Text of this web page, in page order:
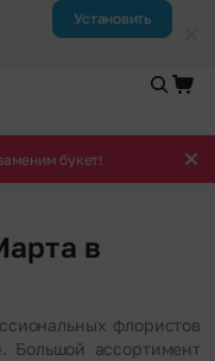
Установить
букет!
в
флористов
Большой ассортимент